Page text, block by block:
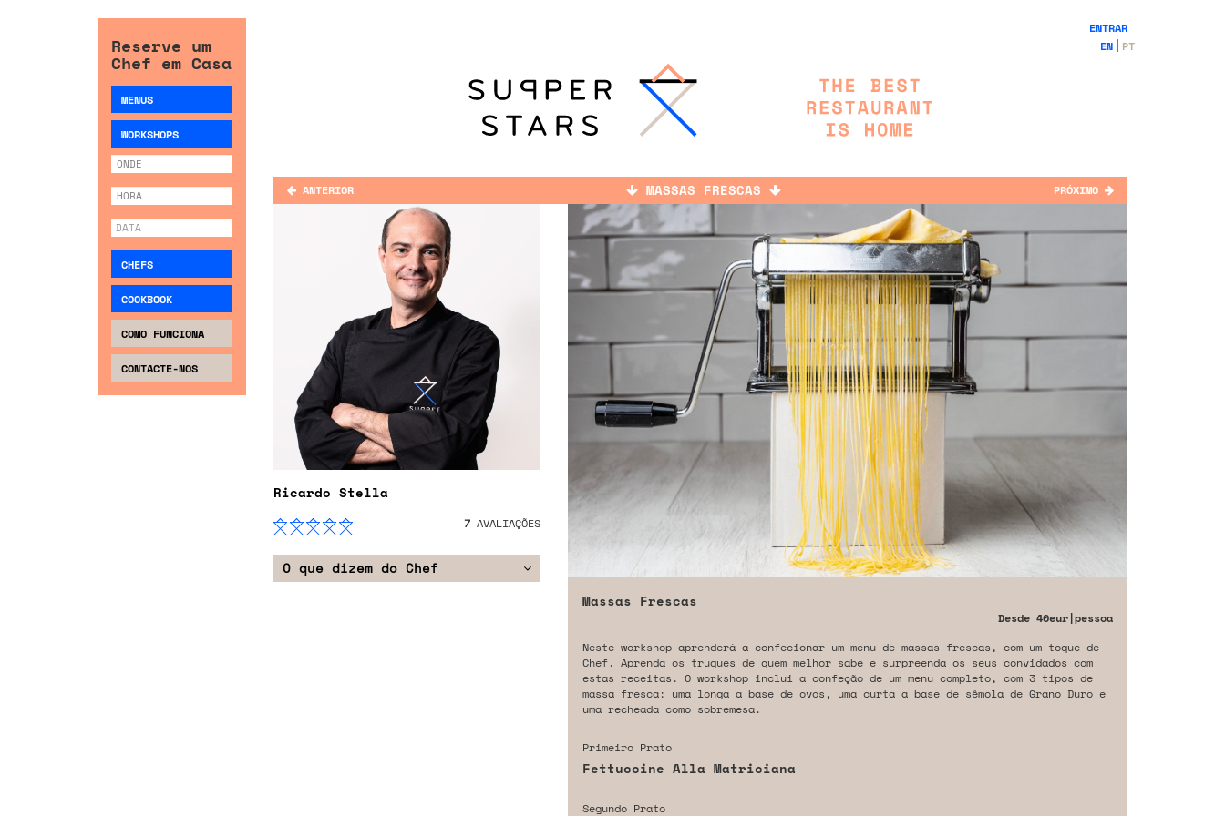
Reserve um
Chef em Casa
MENUS
WORKSHOPS
CHEFS
COOKBOOK
COMO FUNCIONA
CONTACTE-NOS
ENTRAR
EN
PT
ANTERIOR MASSAS FRESCAS PRÓXIMO
Ricardo Stella
7AVALIAÇÕES
O que dizem do Chef
Massas Frescas
Desde 40eur|pessoa
Neste workshop aprenderá a confecionar um menu de massas frescas, com um toque de
Chef. Aprenda os truques de quem melhor sabe e surpreenda os seus convidados com
estas receitas. O workshop inclui a confeção de um menu completo, com 3 tipos de
massa fresca: uma longa a base de ovos, uma curta a base de sêmola de Grano Duro e
uma recheada como sobremesa.
Primeiro Prato
Fettuccine Alla Matriciana
Segundo Prato